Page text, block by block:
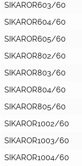
SIKAROR603/60
SIKAROR604/60
SIKAROR605/60
SIKAROR802/60
SIKAROR803/60
SIKAROR804/60
SIKAROR805/60
SIKAROR1002/60
SIKAROR1003/60
SIKAROR1004/60